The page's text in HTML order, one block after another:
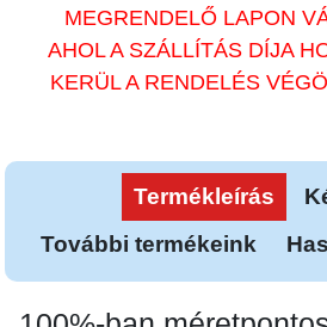
MEGRENDELŐ LAPON
AHOL A SZÁLLÍTÁS DÍJA
KERÜL A RENDELÉS
Termékleírás
További termékeink